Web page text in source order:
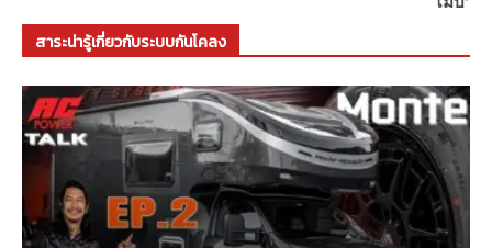
สาระน่ารู้เกี่ยวกับระบบกันโคลง